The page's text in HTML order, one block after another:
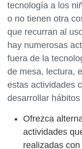
tecnología a los
o no tienen otra
que recurran al
hay numerosas
fuera de la
de mesa, lectura,
estas actividades
desarrollar
Ofrezca
actividades
realizadas